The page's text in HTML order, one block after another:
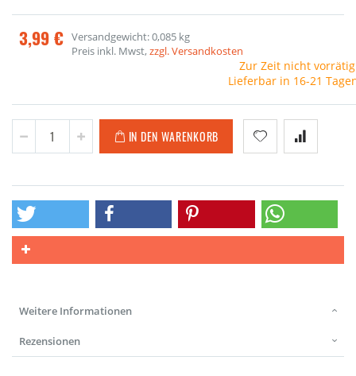
3,99 € Versandgewicht: 0,085 kg
Preis inkl. Mwst,zzgl. Versandkosten
Zur Zeit nicht
Lieferbar in 16-21
IN DEN WARENKORB
Weitere Informationen
Rezensionen